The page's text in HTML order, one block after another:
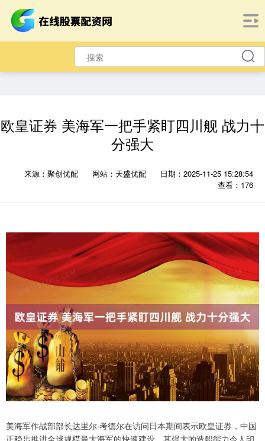
欧皇证券 美海军一把手紧盯四川舰 战力十
分强大
来源：聚创优配 网站：天盛优配
日期：2025-11-25 15:28:54
查看：176
美海军作战部部长达里尔·考德尔在访问日本期间表示欧皇证券，中国